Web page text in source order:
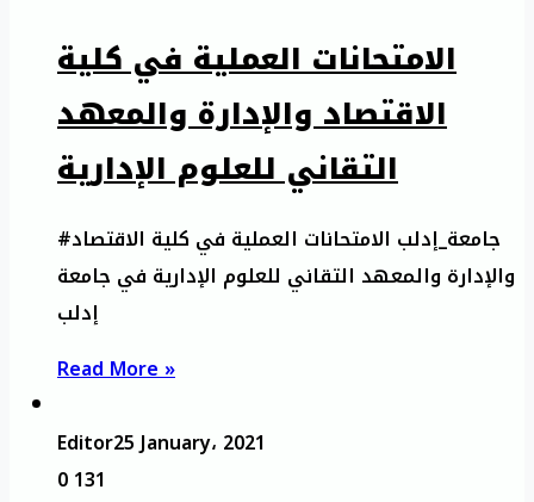
الامتحانات العملية في كلية
الاقتصاد والإدارة والمعهد
التقاني للعلوم الإدارية
#جامعة_إدلب الامتحانات العملية في كلية الاقتصاد
والإدارة والمعهد التقاني للعلوم الإدارية في جامعة
إدلب
Read More »
Editor25 January، 2021
0131